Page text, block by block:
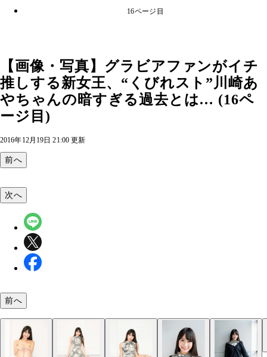
16ページ目
【画像・写真】グラビアファンがイチ
推しする新女王、“くびれスト”川崎あ
やちゃんの暗すぎる過去とは… (16ペ
ージ目)
2016年12月19日 21:00 更新
前へ
次へ
前へ